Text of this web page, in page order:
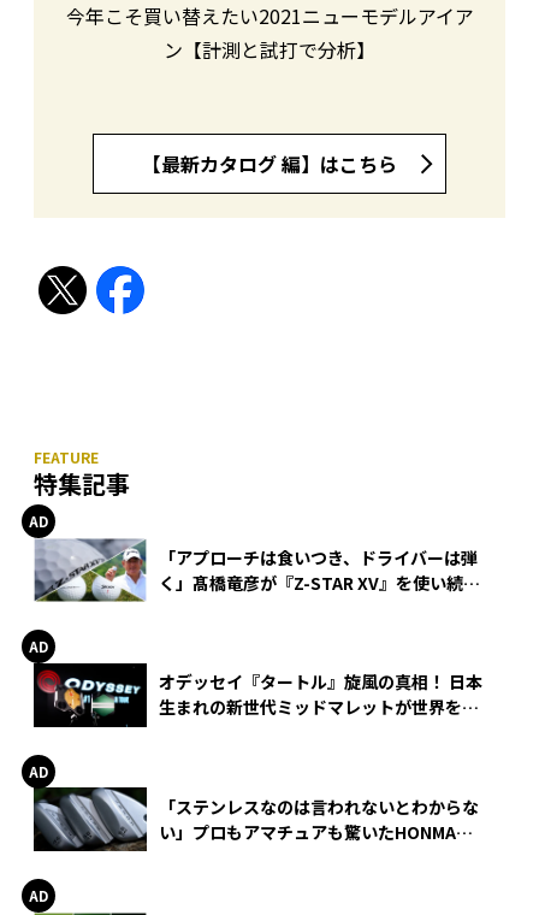
今年こそ買い替えたい2021ニューモデルアイア
ン【計測と試打で分析】
【最新カタログ 編】はこちら
特集記事
「アプローチは食いつき、ドライバーは弾
く」髙橋竜彦が『Z-STAR XV』を使い続け
オデッセイ『タートル』旋風の真相！ 日本
生まれの新世代ミッドマレットが世界を席
「ステンレスなのは言われないとわからな
い」プロもアマチュアも驚いたHONMA